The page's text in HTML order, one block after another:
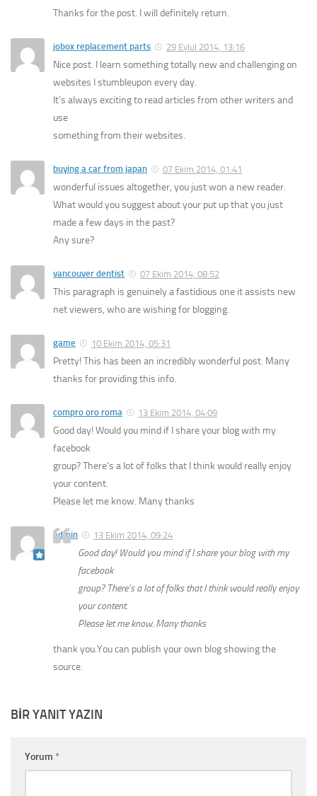
Thanks for the post. I will definitely return.
jobox replacement parts 29 Eylül 2014, 13:16
Nice post. I learn something totally new and challenging on
websites I stumbleupon every day.
It’s always exciting to read articles from other writers and
use
something from their websites.
buying a car from japan 07 Ekim 2014, 01:41
wonderful issues altogether, you just won a new reader.
What would you suggest about your put up that you just
made a few days in the past?
Any sure?
vancouver dentist 07 Ekim 2014, 08:52
This paragraph is genuinely a fastidious one it assists new
net viewers, who are wishing for blogging.
game 10 Ekim 2014, 05:31
Pretty! This has been an incredibly wonderful post. Many
thanks for providing this info.
compro oro roma 13 Ekim 2014, 04:09
Good day! Would you mind if I share your blog with my
facebook
group? There’s a lot of folks that I think would really enjoy
your content.
Please let me know. Many thanks
admin 13 Ekim 2014, 09:24
Good day! Would you mind if I share your blog with my
facebook
group? There’s a lot of folks that I think would really enjoy
your content.
Please let me know. Many thanks
thank you.You can publish your own blog showing the
source.
BIR YANIT YAZIN
Yorum *